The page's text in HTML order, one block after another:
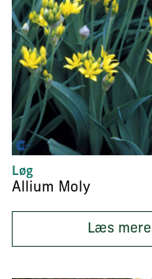
Løg
Allium Moly
Læs mere